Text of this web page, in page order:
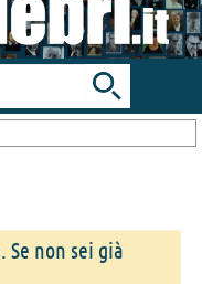
Toggle
search
bar
non sei già